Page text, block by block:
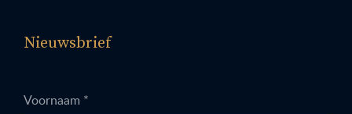
Nieuwsbrief
Voornaam *